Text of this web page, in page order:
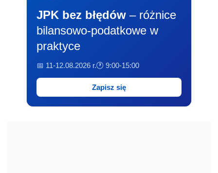
JPK bez błędów – różnice
bilansowo-podatkowe w
praktyce
📅 11-12.08.2026 r.🕐 9:00-15:00
Zapisz się